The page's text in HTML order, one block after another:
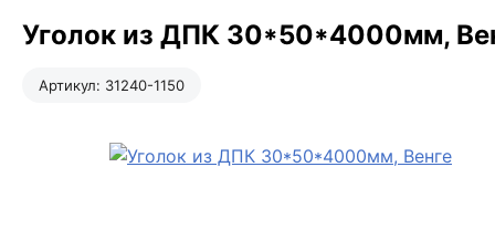
Уголок из ДПК 30*50*4000мм,
Артикул: 31240-1150